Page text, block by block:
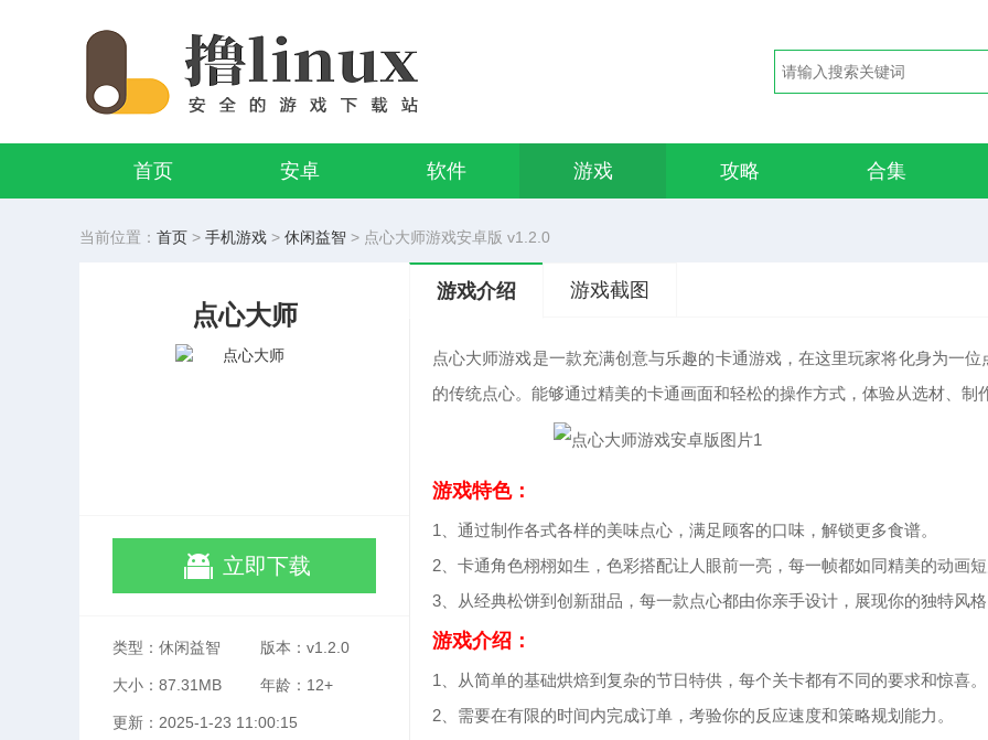
首页 安卓 软件 游戏 攻略 合集
当前位置： 首页 > 手机游戏 > 休闲益智 > 点心大师游戏安卓版 v1.2.0
点心大师
立即下载
类型：休闲益智 版本：v1.2.0
大小：87.31MB 年龄：12+
更新：2025-1-23 11:00:15
游戏介绍 游戏截图
点心大师游戏是一款充满创意与乐趣的卡通游戏，在这里玩家将化身为一
的传统点心。能够通过精美的卡通画面和轻松的操作方式，体验从选材、
游戏特色：
1、通过制作各式各样的美味点心，满足顾客的口味，解锁更多食谱。
2、卡通角色栩栩如生，色彩搭配让人眼前一亮，每一帧都如同精美的动画
3、从经典松饼到创新甜品，每一款点心都由你亲手设计，展现你的独特风
游戏介绍：
1、从简单的基础烘焙到复杂的节日特供，每个关卡都有不同的要求和惊喜。
2、需要在有限的时间内完成订单，考验你的反应速度和策略规划能力。